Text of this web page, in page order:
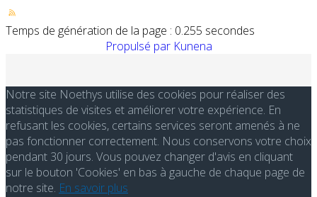
Temps de génération de la page : 0.255 secondes
Propulsé par Kunena
Notre site Noethys utilise des cookies pour réaliser des
statistiques de visites et améliorer votre expérience. En
refusant les cookies, certains services seront amenés à ne
pas fonctionner correctement. Nous conservons votre choix
pendant 30 jours. Vous pouvez changer d'avis en cliquant
sur le bouton 'Cookies' en bas à gauche de chaque page de
notre site. En savoir plus